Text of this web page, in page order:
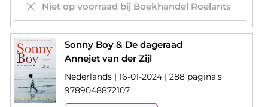
Niet op voorraad bij Boekhandel Roelants
Sonny Boy & De dageraad
Annejet van der Zijl
Nederlands | 16-01-2024 | 288 pagina's
9789048872107